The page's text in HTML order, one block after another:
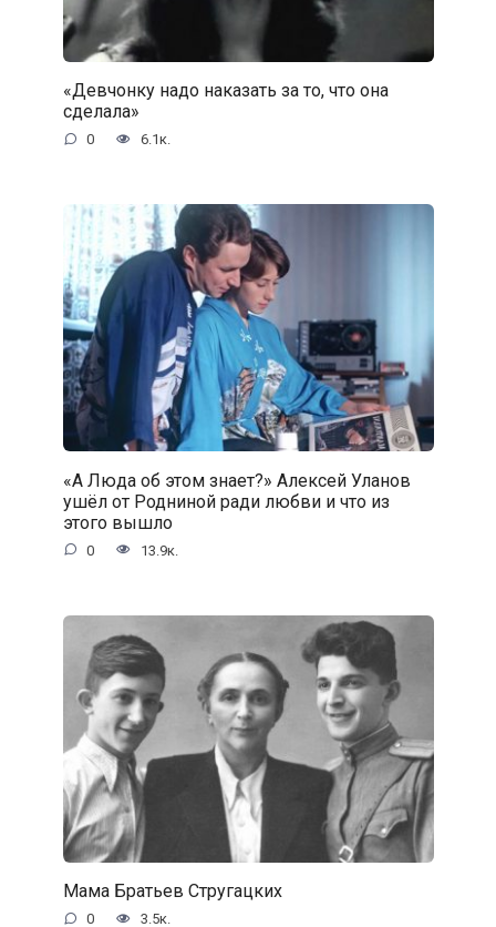
«Девчонку надо наказать за то, что она
сделала»
0 6.1к.
«А Люда об этом знает?» Алексей Уланов
ушёл от Родниной ради любви и что из
этого вышло
0 13.9к.
Мама Братьев Стругацких
0 3.5к.